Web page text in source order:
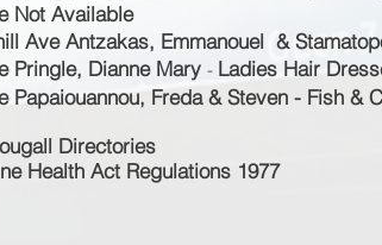
Not Available
Ave Antzakas, Emmanouel &
Pringle, Dianne Mary - Ladies Hair
Papaiouannou, Freda & Steven - Fish &
Directories
Health Act Regulations 1977